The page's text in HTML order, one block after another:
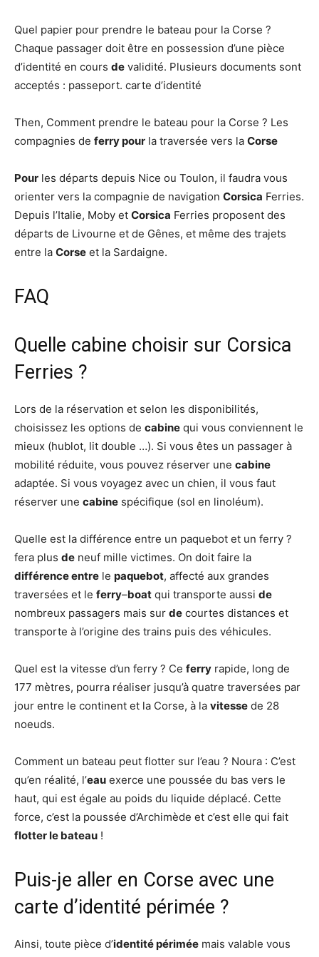
Quel papier pour prendre le bateau pour la Corse ?
Chaque passager doit être en possession d’une pièce
d’identité en cours de validité. Plusieurs documents sont
acceptés : passeport. carte d’identité
Then, Comment prendre le bateau pour la Corse ? Les
compagnies de ferry pour la traversée vers la Corse
Pour les départs depuis Nice ou Toulon, il faudra vous
orienter vers la compagnie de navigation Corsica Ferries.
Depuis l’Italie, Moby et Corsica Ferries proposent des
départs de Livourne et de Gênes, et même des trajets
entre la Corse et la Sardaigne.
FAQ
Quelle cabine choisir sur Corsica
Ferries ?
Lors de la réservation et selon les disponibilités,
choisissez les options de cabine qui vous conviennent le
mieux (hublot, lit double …). Si vous êtes un passager à
mobilité réduite, vous pouvez réserver une cabine
adaptée. Si vous voyagez avec un chien, il vous faut
réserver une cabine spécifique (sol en linoléum).
Quelle est la différence entre un paquebot et un ferry ?
fera plus de neuf mille victimes. On doit faire la
différence entre le paquebot, affecté aux grandes
traversées et le ferry–boat qui transporte aussi de
nombreux passagers mais sur de courtes distances et
transporte à l’origine des trains puis des véhicules.
Quel est la vitesse d’un ferry ? Ce ferry rapide, long de
177 mètres, pourra réaliser jusqu’à quatre traversées par
jour entre le continent et la Corse, à la vitesse de 28
noeuds.
Comment un bateau peut flotter sur l’eau ? Noura : C’est
qu’en réalité, l’eau exerce une poussée du bas vers le
haut, qui est égale au poids du liquide déplacé. Cette
force, c’est la poussée d’Archimède et c’est elle qui fait
flotter le bateau !
Puis-je aller en Corse avec une
carte d’identité périmée ?
Ainsi, toute pièce d’identité périmée mais valable vous